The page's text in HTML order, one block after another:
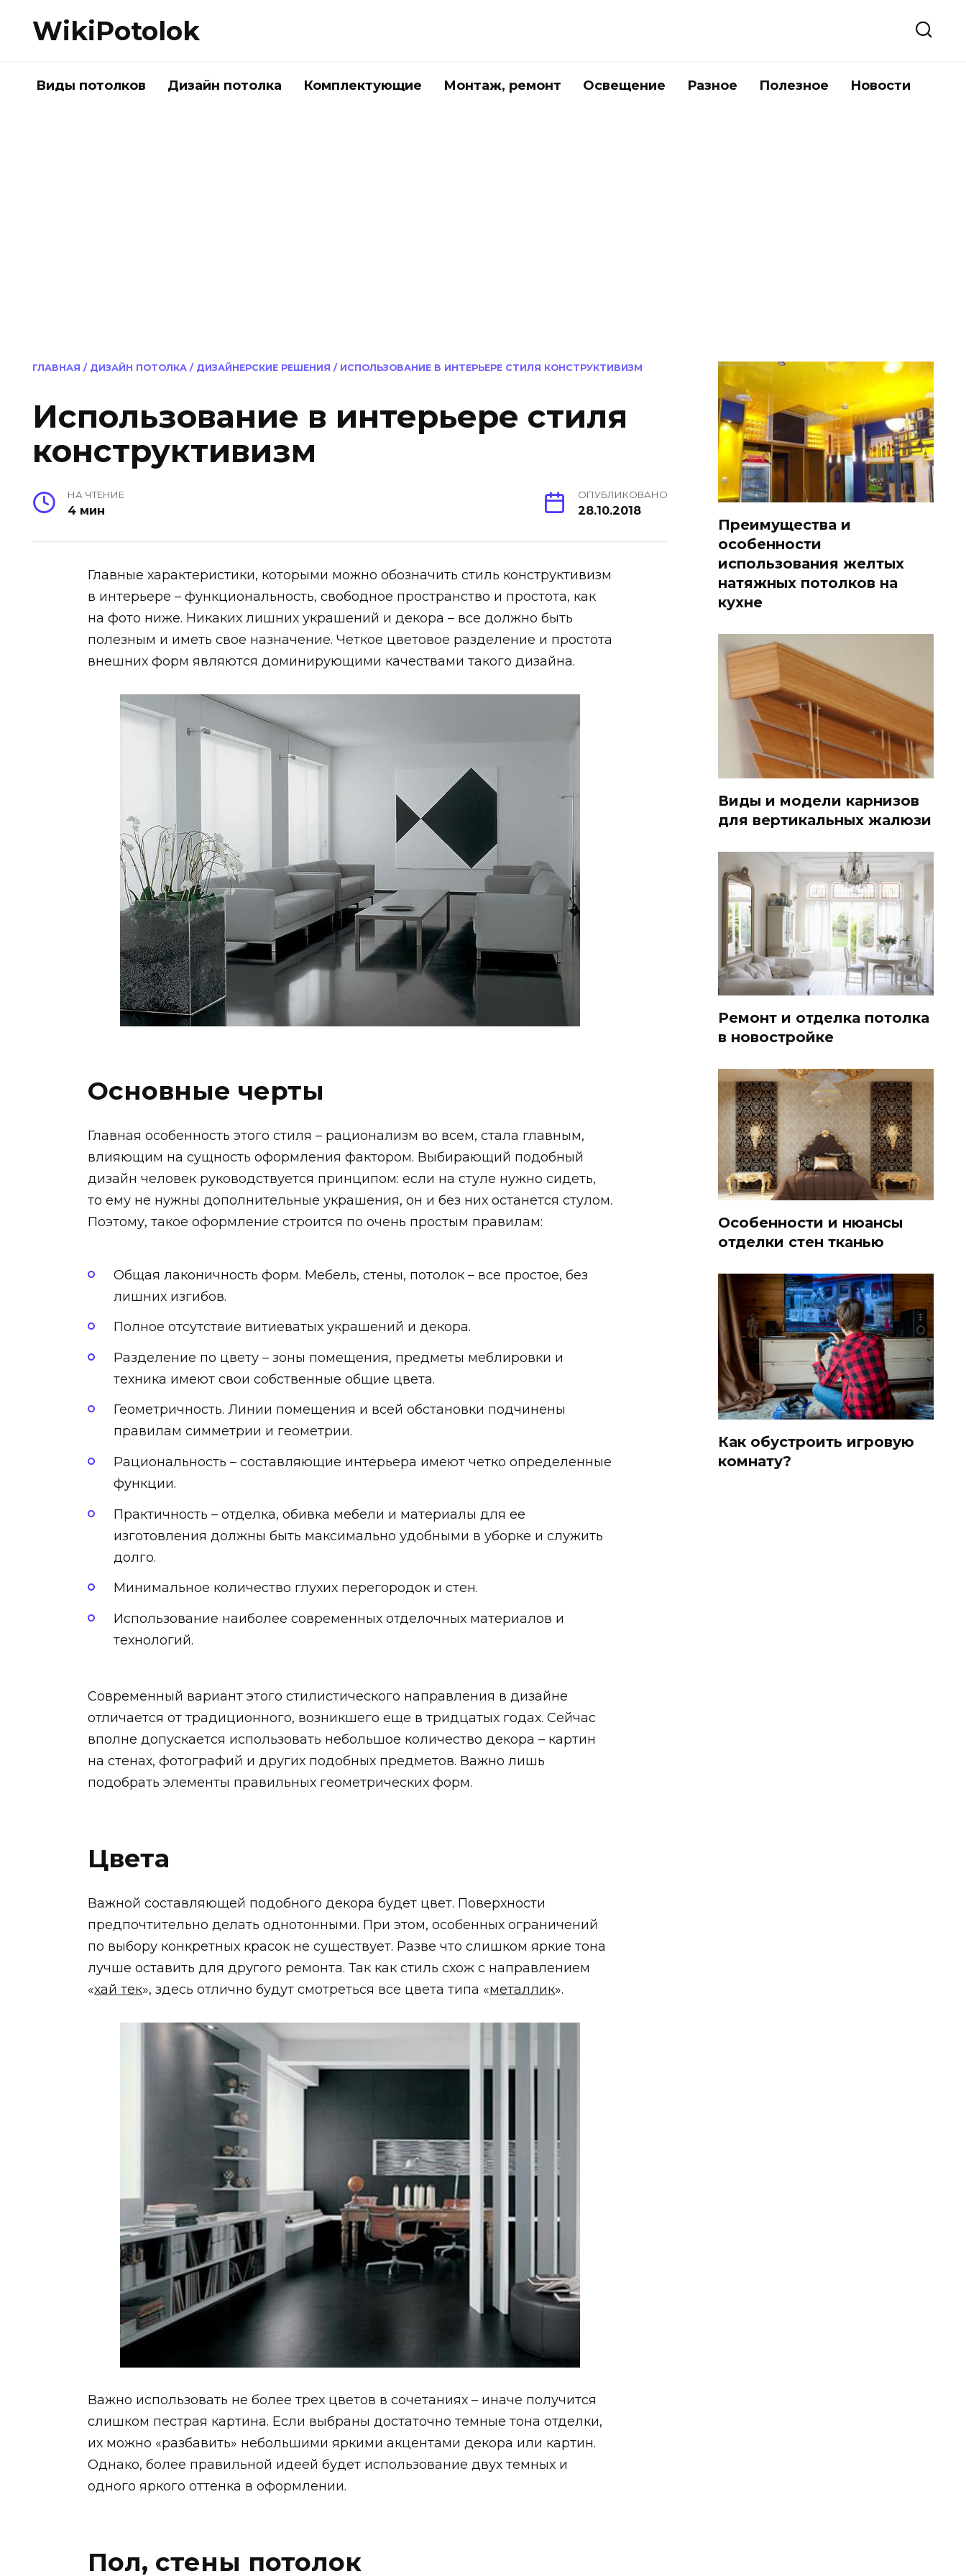
WikiPotolok
Виды потолков Дизайн потолка Комплектующие Монтаж, ремонт Освещение Разное Полезное Новости
ГЛАВНАЯ / ДИЗАЙН ПОТОЛКА / ДИЗАЙНЕРСКИЕ РЕШЕНИЯ / ИСПОЛЬЗОВАНИЕ В ИНТЕРЬЕРЕ СТИЛЯ КОНСТРУКТИВИЗМ
Использование в интерьере стиля
конструктивизм
НА ЧТЕНИЕ
4 мин
ОПУБЛИКОВАНО
28.10.2018
Главные характеристики, которыми можно обозначить стиль конструктивизм
в интерьере – функциональность, свободное пространство и простота, как
на фото ниже. Никаких лишних украшений и декора – все должно быть
полезным и иметь свое назначение. Четкое цветовое разделение и простота
внешних форм являются доминирующими качествами такого дизайна.
Основные черты
Главная особенность этого стиля – рационализм во всем, стала главным,
влияющим на сущность оформления фактором. Выбирающий подобный
дизайн человек руководствуется принципом: если на стуле нужно сидеть,
то ему не нужны дополнительные украшения, он и без них останется стулом.
Поэтому, такое оформление строится по очень простым правилам:
Общая лаконичность форм. Мебель, стены, потолок – все простое, без
лишних изгибов.
Полное отсутствие витиеватых украшений и декора.
Разделение по цвету – зоны помещения, предметы меблировки и
техника имеют свои собственные общие цвета.
Геометричность. Линии помещения и всей обстановки подчинены
правилам симметрии и геометрии.
Рациональность – составляющие интерьера имеют четко определенные
функции.
Практичность – отделка, обивка мебели и материалы для ее
изготовления должны быть максимально удобными в уборке и служить
долго.
Минимальное количество глухих перегородок и стен.
Использование наиболее современных отделочных материалов и
технологий.
Современный вариант этого стилистического направления в дизайне
отличается от традиционного, возникшего еще в тридцатых годах. Сейчас
вполне допускается использовать небольшое количество декора – картин
на стенах, фотографий и других подобных предметов. Важно лишь
подобрать элементы правильных геометрических форм.
Цвета
Важной составляющей подобного декора будет цвет. Поверхности
предпочтительно делать однотонными. При этом, особенных ограничений
по выбору конкретных красок не существует. Разве что слишком яркие тона
лучше оставить для другого ремонта. Так как стиль схож с направлением
«хай тек», здесь отлично будут смотреться все цвета типа «металлик».
Важно использовать не более трех цветов в сочетаниях – иначе получится
слишком пестрая картина. Если выбраны достаточно темные тона отделки,
их можно «разбавить» небольшими яркими акцентами декора или картин.
Однако, более правильной идеей будет использование двух темных и
одного яркого оттенка в оформлении.
Пол, стены потолок
Преимущества и
особенности
использования желтых
натяжных потолков на
кухне
Виды и модели карнизов
для вертикальных жалюзи
Ремонт и отделка потолка
в новостройке
Особенности и нюансы
отделки стен тканью
Как обустроить игровую
комнату?